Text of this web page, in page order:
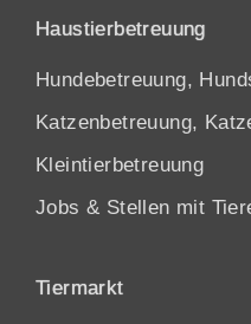
Haustierbetreuung
Hundebetreuung,
Katzenbetreuung,
Kleintierbetreuung
Jobs & Stellen mit
Tiermarkt